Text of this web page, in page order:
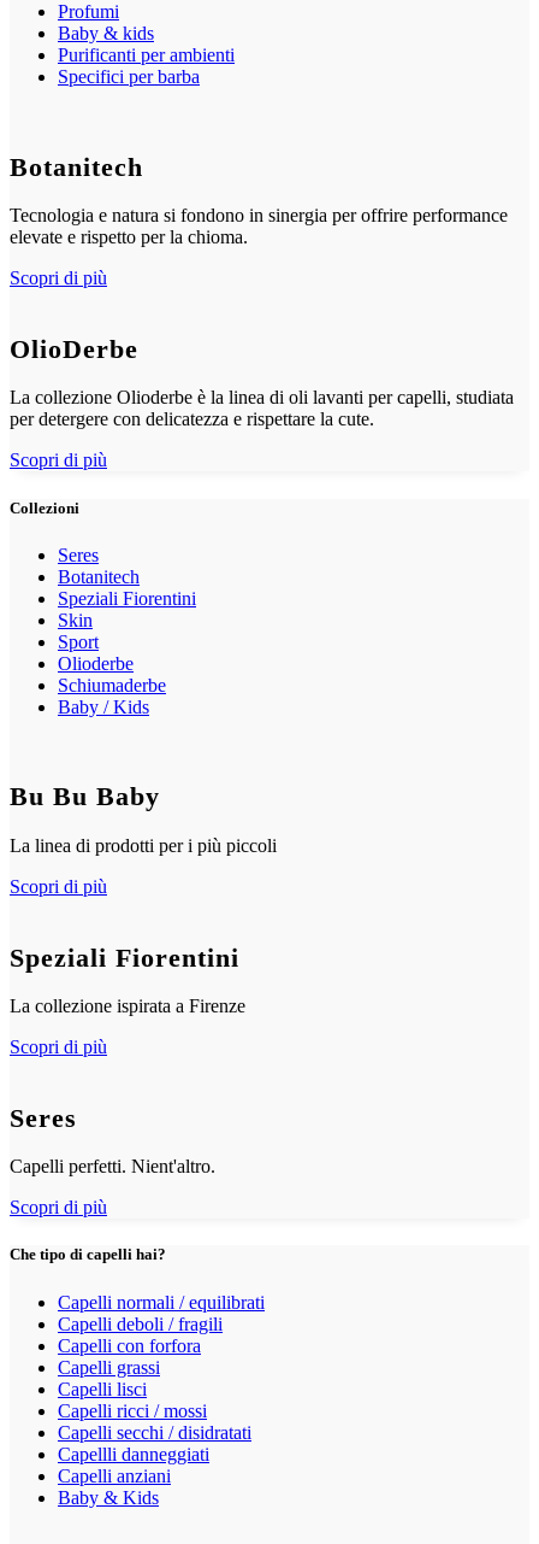
Profumi
Baby & kids
Purificanti per ambienti
Specifici per barba
Botanitech
Tecnologia e natura si fondono in sinergia per offrire performance
elevate e rispetto per la chioma.
Scopri di più
OlioDerbe
La collezione Olioderbe è la linea di oli lavanti per capelli, studiata
per detergere con delicatezza e rispettare la cute.
Scopri di più
Collezioni
Seres
Botanitech
Speziali Fiorentini
Skin
Sport
Olioderbe
Schiumaderbe
Baby / Kids
Bu Bu Baby
La linea di prodotti per i più piccoli
Scopri di più
Speziali Fiorentini
La collezione ispirata a Firenze
Scopri di più
Seres
Capelli perfetti. Nient'altro.
Scopri di più
Che tipo di capelli hai?
Capelli normali / equilibrati
Capelli deboli / fragili
Capelli con forfora
Capelli grassi
Capelli lisci
Capelli ricci / mossi
Capelli secchi / disidratati
Capellli danneggiati
Capelli anziani
Baby & Kids